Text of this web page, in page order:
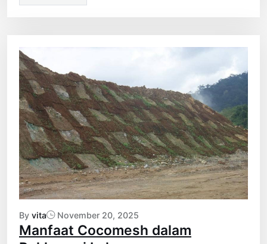
By vita November 20, 2025
Manfaat Cocomesh dalam